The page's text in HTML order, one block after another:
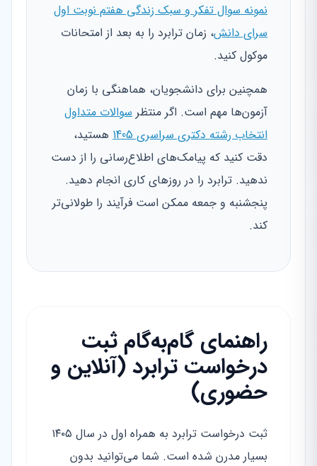
نمونه سوال تفکر و سبک زندگی هفتم نوبت اول
سرای دانش، زمان ترابرد را به بعد از امتحانات
موکول کنید.
همچنین برای دانشجویان، هماهنگی با زمان
آزمون‌ها مهم است. اگر منتظر سوالات متداول
انتخاب رشته دکتری سراسری 1405
هستید،
دقت کنید که پیامک‌های اطلاع‌رسانی را از دست
ندهید. ترابرد را در روزهای کاری انجام دهید.
پنجشنبه و جمعه ممکن است فرآیند را طولانی‌تر
کند.
راهنمای گام‌به‌گام ثبت
درخواست ترابرد (آنلاین و
حضوری)
ثبت درخواست ترابرد به همراه اول در سال ۱۴۰۵
بسیار مدرن شده است. شما می‌توانید بدون